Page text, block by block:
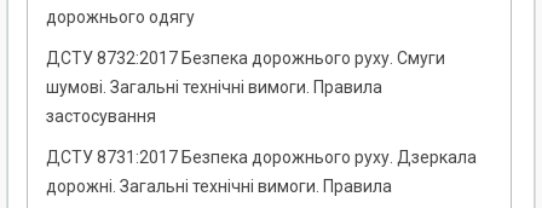
дорожнього одягу
ДСТУ 8732:2017 Безпека дорожнього руху. Смуги
шумові. Загальні технічні вимоги. Правила
застосування
ДСТУ 8731:2017 Безпека дорожнього руху. Дзеркала
дорожні. Загальні технічні вимоги. Правила